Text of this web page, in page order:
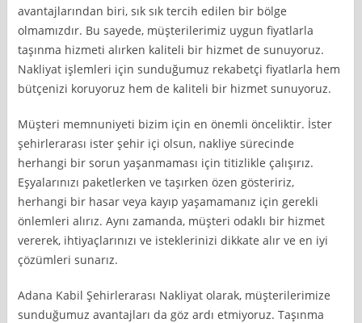
avantajlarından biri, sık sık tercih edilen bir bölge
olmamızdır. Bu sayede, müşterilerimiz uygun fiyatlarla
taşınma hizmeti alırken kaliteli bir hizmet de sunuyoruz.
Nakliyat işlemleri için sunduğumuz rekabetçi fiyatlarla hem
bütçenizi koruyoruz hem de kaliteli bir hizmet sunuyoruz.
Müşteri memnuniyeti bizim için en önemli önceliktir. İster
şehirlerarası ister şehir içi olsun, nakliye sürecinde
herhangi bir sorun yaşanmaması için titizlikle çalışırız.
Eşyalarınızı paketlerken ve taşırken özen gösteririz,
herhangi bir hasar veya kayıp yaşamamanız için gerekli
önlemleri alırız. Aynı zamanda, müşteri odaklı bir hizmet
vererek, ihtiyaçlarınızı ve isteklerinizi dikkate alır ve en iyi
çözümleri sunarız.
Adana Kabil Şehirlerarası Nakliyat olarak, müşterilerimize
sunduğumuz avantajları da göz ardı etmiyoruz. Taşınma